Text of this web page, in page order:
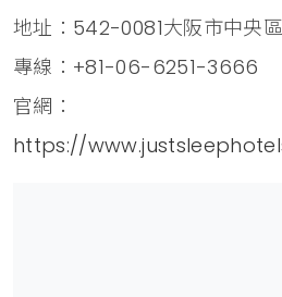
地址：542-0081大阪市中央
專線：+81-06-6251-3666
官網：
https://